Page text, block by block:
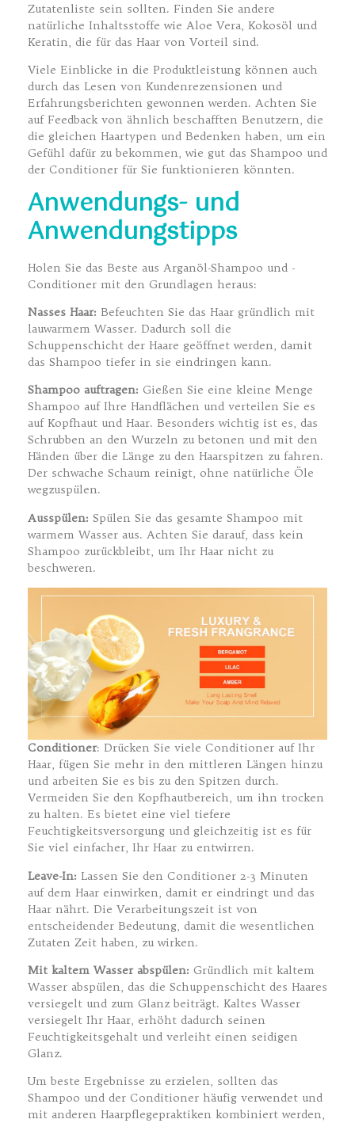
Zutatenliste sein sollten. Finden Sie andere
natürliche Inhaltsstoffe wie Aloe Vera, Kokosöl und
Keratin, die für das Haar von Vorteil sind.
Viele Einblicke in die Produktleistung können auch
durch das Lesen von Kundenrezensionen und
Erfahrungsberichten gewonnen werden. Achten Sie
auf Feedback von ähnlich beschafften Benutzern, die
die gleichen Haartypen und Bedenken haben, um ein
Gefühl dafür zu bekommen, wie gut das Shampoo und
der Conditioner für Sie funktionieren könnten.
Anwendungs- und
Anwendungstipps
Holen Sie das Beste aus Arganöl-Shampoo und -
Conditioner mit den Grundlagen heraus:
Nasses Haar: Befeuchten Sie das Haar gründlich mit
lauwarmem Wasser. Dadurch soll die
Schuppenschicht der Haare geöffnet werden, damit
das Shampoo tiefer in sie eindringen kann.
Shampoo auftragen: Gießen Sie eine kleine Menge
Shampoo auf Ihre Handflächen und verteilen Sie es
auf Kopfhaut und Haar. Besonders wichtig ist es, das
Schrubben an den Wurzeln zu betonen und mit den
Händen über die Länge zu den Haarspitzen zu fahren.
Der schwache Schaum reinigt, ohne natürliche Öle
wegzuspülen.
Ausspülen: Spülen Sie das gesamte Shampoo mit
warmem Wasser aus. Achten Sie darauf, dass kein
Shampoo zurückbleibt, um Ihr Haar nicht zu
beschweren.
Conditioner: Drücken Sie viele Conditioner auf Ihr
Haar, fügen Sie mehr in den mittleren Längen hinzu
und arbeiten Sie es bis zu den Spitzen durch.
Vermeiden Sie den Kopfhautbereich, um ihn trocken
zu halten. Es bietet eine viel tiefere
Feuchtigkeitsversorgung und gleichzeitig ist es für
Sie viel einfacher, Ihr Haar zu entwirren.
Leave-In: Lassen Sie den Conditioner 2-3 Minuten
auf dem Haar einwirken, damit er eindringt und das
Haar nährt. Die Verarbeitungszeit ist von
entscheidender Bedeutung, damit die wesentlichen
Zutaten Zeit haben, zu wirken.
Mit kaltem Wasser abspülen: Gründlich mit kaltem
Wasser abspülen, das die Schuppenschicht des Haares
versiegelt und zum Glanz beiträgt. Kaltes Wasser
versiegelt Ihr Haar, erhöht dadurch seinen
Feuchtigkeitsgehalt und verleiht einen seidigen
Glanz.
Um beste Ergebnisse zu erzielen, sollten das
Shampoo und der Conditioner häufig verwendet und
mit anderen Haarpflegepraktiken kombiniert werden,